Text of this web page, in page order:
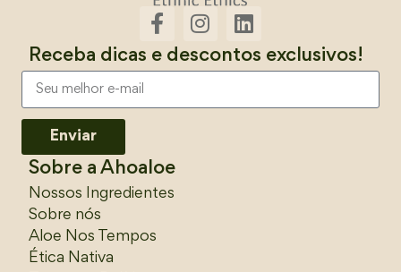
Sobre a Ahoaloe
Nossos Ingredientes
Sobre nós
Aloe Nos Tempos
Ética Nativa
Receba dicas e descontos exclusivos!
Enviar